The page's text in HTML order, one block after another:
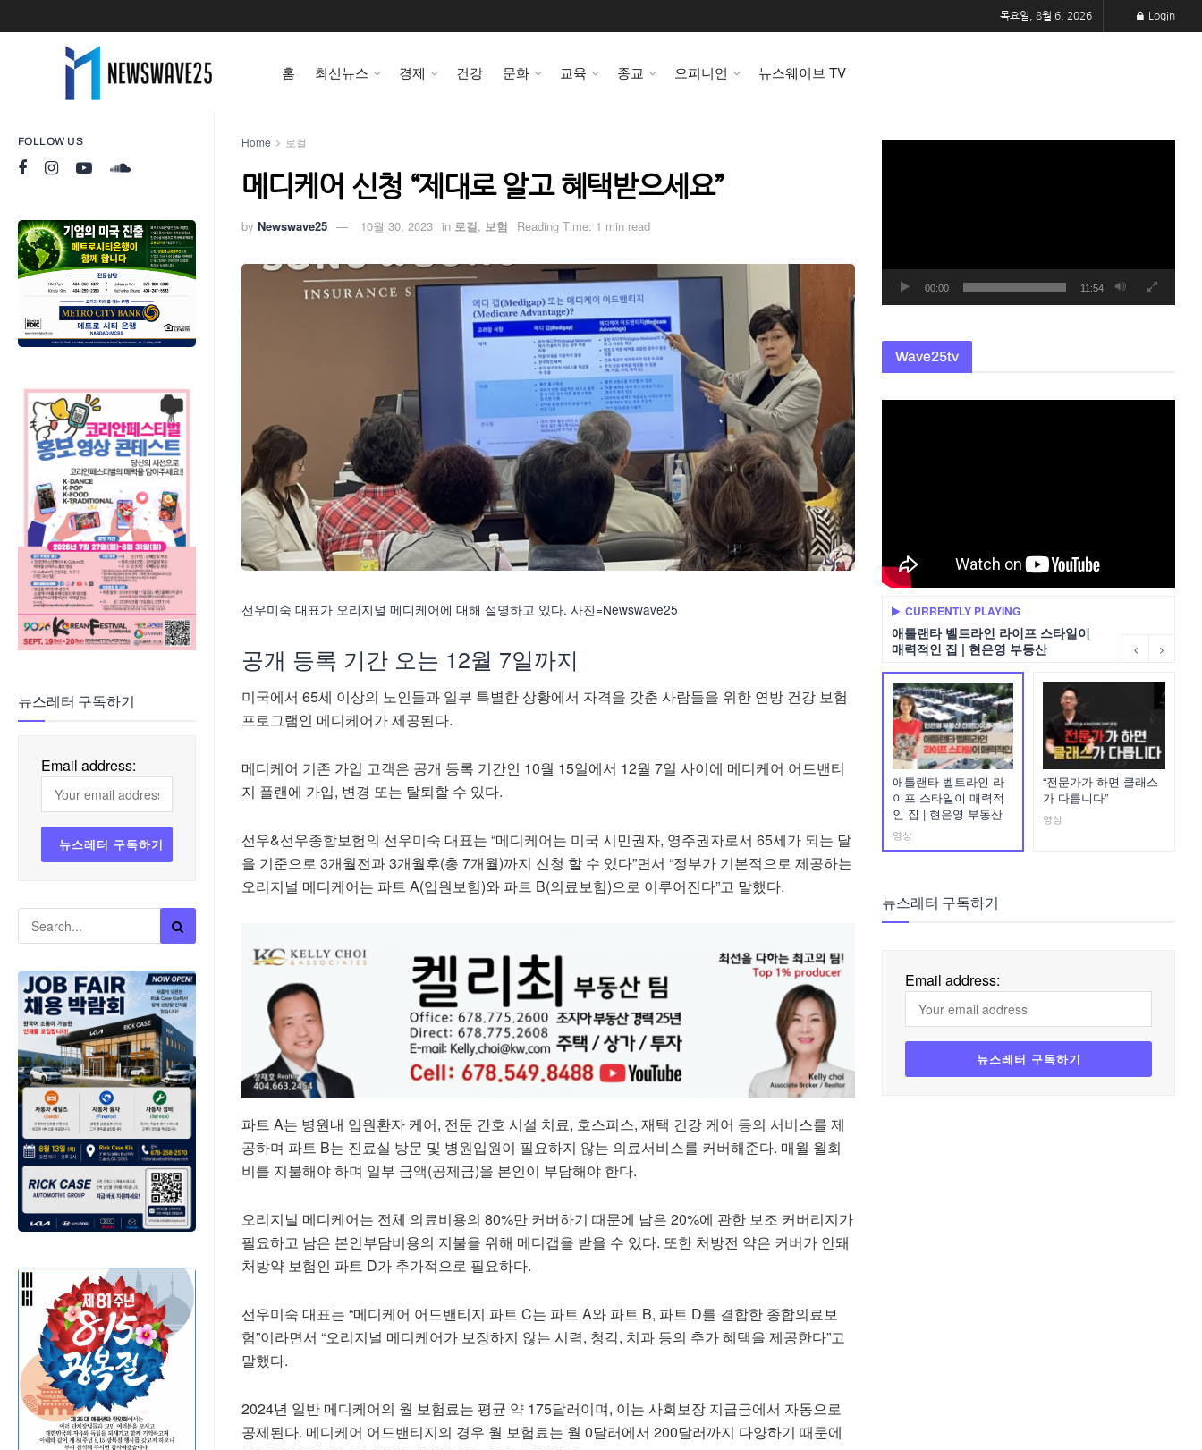
FOLLOW US
뉴스레터 구독하기
Email address:
목요일, 8월 6, 2026 Login
홈 최신뉴스 경제 건강 문화 교육 종교 오피니언 뉴스웨이브 TV
Home 로컬
메디케어 신청 “제대로 알고 혜택받으세요”
by Newswave25 10월 30, 2023 in 로컬, 보험 Reading Time: 1 min read
선우미숙 대표가 오리지널 메디케어에 대해 설명하고 있다. 사진=Newswave25
공개 등록 기간 오는 12월 7일까지
미국에서 65세 이상의 노인들과 일부 특별한 상황에서 자격을 갖춘 사람들을 위한 연방 건강 보험
프로그램인 메디케어가 제공된다.
메디케어 기존 가입 고객은 공개 등록 기간인 10월 15일에서 12월 7일 사이에 메디케어 어드밴티
지 플랜에 가입, 변경 또는 탈퇴할 수 있다.
선우&선우종합보험의 선우미숙 대표는 “메디케어는 미국 시민권자, 영주권자로서 65세가 되는 달
을 기준으로 3개월전과 3개월후(총 7개월)까지 신청 할 수 있다”면서 “정부가 기본적으로 제공하는
오리지널 메디케어는 파트 A(입원보험)와 파트 B(의료보험)으로 이루어진다”고 말했다.
파트 A는 병원내 입원환자 케어, 전문 간호 시설 치료, 호스피스, 재택 건강 케어 등의 서비스를 제
공하며 파트 B는 진료실 방문 및 병원입원이 필요하지 않는 의료서비스를 커버해준다. 매월 월회
비를 지불해야 하며 일부 금액(공제금)을 본인이 부담해야 한다.
오리지널 메디케어는 전체 의료비용의 80%만 커버하기 때문에 남은 20%에 관한 보조 커버리지가
필요하고 남은 본인부담비용의 지불을 위해 메디갭을 받을 수 있다. 또한 처방전 약은 커버가 안돼
처방약 보험인 파트 D가 추가적으로 필요하다.
선우미숙 대표는 “메디케어 어드밴티지 파트 C는 파트 A와 파트 B, 파트 D를 결합한 종합의료보
험”이라면서 “오리지널 메디케어가 보장하지 않는 시력, 청각, 치과 등의 추가 혜택을 제공한다”고
말했다.
2024년 일반 메디케어의 월 보험료는 평균 약 175달러이며, 이는 사회보장 지급금에서 자동으로
공제된다. 메디케어 어드밴티지의 경우 월 보험료는 월 0달러에서 200달러까지 다양하기 때문에
00:00 11:54
Wave25tv
CURRENTLY PLAYING
애틀랜타 벨트라인 라이프 스타일이
매력적인 집 | 현은영 부동산
애틀랜타 벨트라인 라
이프 스타일이 매력적
인 집 | 현은영 부동산
영상
“전문가가 하면 클래스
가 다릅니다”
영상
뉴스레터 구독하기
Email address: